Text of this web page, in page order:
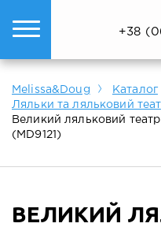
Показати все
Показати все
Показати все
+38
Melissa&Doug
Каталог
Ляльки та ляльковий
Великий ляльковий
(MD9121)
ВЕЛИКИЙ